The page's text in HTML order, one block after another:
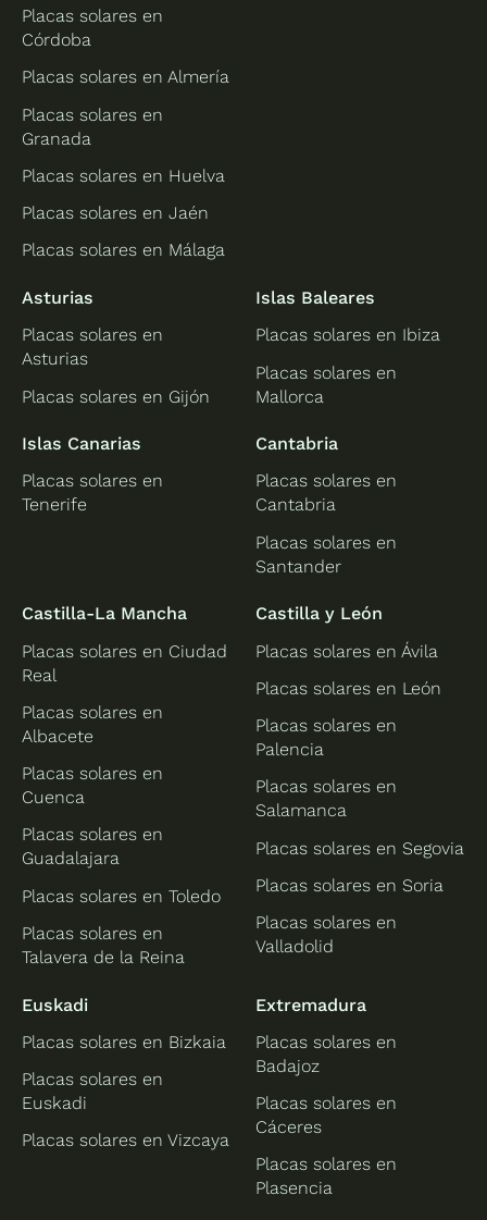
Placas solares en
Córdoba
Placas solares en Almería
Placas solares en
Granada
Placas solares en Huelva
Placas solares en Jaén
Placas solares en Málaga
Asturias
Placas solares en
Asturias
Placas solares en Gijón
Islas Baleares
Placas solares en Ibiza
Placas solares en
Mallorca
Islas Canarias
Placas solares en
Tenerife
Cantabria
Placas solares en
Cantabria
Placas solares en
Santander
Castilla-La Mancha
Placas solares en Ciudad
Real
Placas solares en
Albacete
Placas solares en
Cuenca
Placas solares en
Guadalajara
Placas solares en Toledo
Placas solares en
Talavera de la Reina
Castilla y León
Placas solares en Ávila
Placas solares en León
Placas solares en
Palencia
Placas solares en
Salamanca
Placas solares en Segovia
Placas solares en Soria
Placas solares en
Valladolid
Euskadi
Placas solares en Bizkaia
Placas solares en
Euskadi
Placas solares en Vizcaya
Extremadura
Placas solares en
Badajoz
Placas solares en
Cáceres
Placas solares en
Plasencia